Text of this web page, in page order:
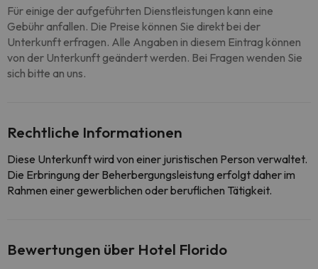
Für einige der aufgeführten Dienstleistungen kann eine
Gebühr anfallen. Die Preise können Sie direkt bei der
Unterkunft erfragen. Alle Angaben in diesem Eintrag können
von der Unterkunft geändert werden. Bei Fragen wenden Sie
sich bitte an uns.
Rechtliche Informationen
Diese Unterkunft wird von einer juristischen Person verwaltet.
Die Erbringung der Beherbergungsleistung erfolgt daher im
Rahmen einer gewerblichen oder beruflichen Tätigkeit.
Bewertungen über Hotel Florido